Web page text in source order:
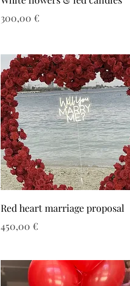
Τιμή
300,00 €
Red heart marriage proposal
Τιμή
450,00 €